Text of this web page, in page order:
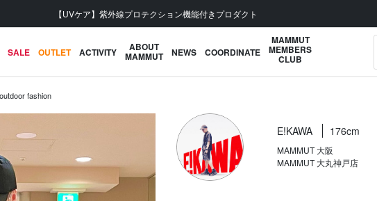
会員登録で【5,500円 (税込) 以上 送料無料】
SALE OUTLET ACTIVITY ABOUT
MAMMUT NEWS COORDINATE
MAMMUT
MEMBERS
CLUB
fashion
E!KAWA 176cm
MAMMUT 大阪
MAMMUT 大丸神戸店